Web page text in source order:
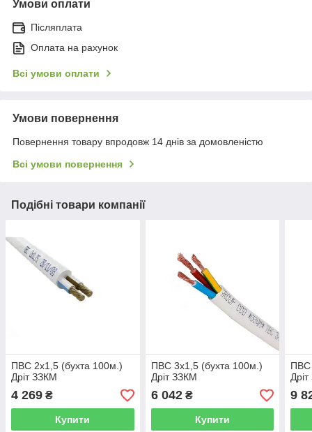
Умови оплати
Післяплата
Оплата на рахунок
Всі умови оплати
Умови повернення
Повернення товару впродовж 14 днів за домовленістю
Всі умови повернення
Подібні товари компанії
ПВС 2х1,5 (бухта 100м.)
Дріт ЗЗКМ
4 269 ₴
Купити
ПВС 3х1,5 (бухта 100м.)
Дріт ЗЗКМ
6 042₴
Купити
ПВС
9